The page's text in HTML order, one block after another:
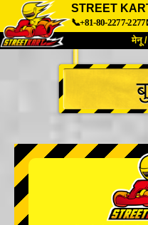
STREET
📞+81-80-2277-2277
मेनू
हमारे बारे में
कंपनी
टोक्यो अकीहबारा#2